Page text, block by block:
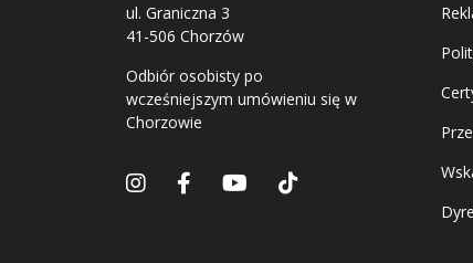
ul. Graniczna 3
41-506 Chorzów
Odbiór osobisty po
wcześniejszym umówieniu się w
Chorzowie